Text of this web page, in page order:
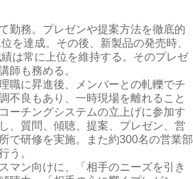
勤務。プレゼンや提案方法を徹底的
を達成。その後、新製品の発売時、
は常に上位を維持する。そのプレゼ
師も務める。
職に昇進後、メンバーとの軋轢でチ
不良もあり、一時現場を離れること
ーチングシステムの立上げに参加す
、質問、傾聴、提案、プレゼン、営
で研修を実施。また約300名の営業部
う。
マン向けに、「相手のニーズを引き